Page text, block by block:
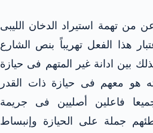
من تهمة استيراد الدخان الليبى
هذا الفعل تهريباً بنص الشارع
بين ادانة غير المتهم فى حيازة
هو معهم فى حيازة ذات القدر
فاعلين أصليين فى جريمة
جملة على الحيازة وإنبساط